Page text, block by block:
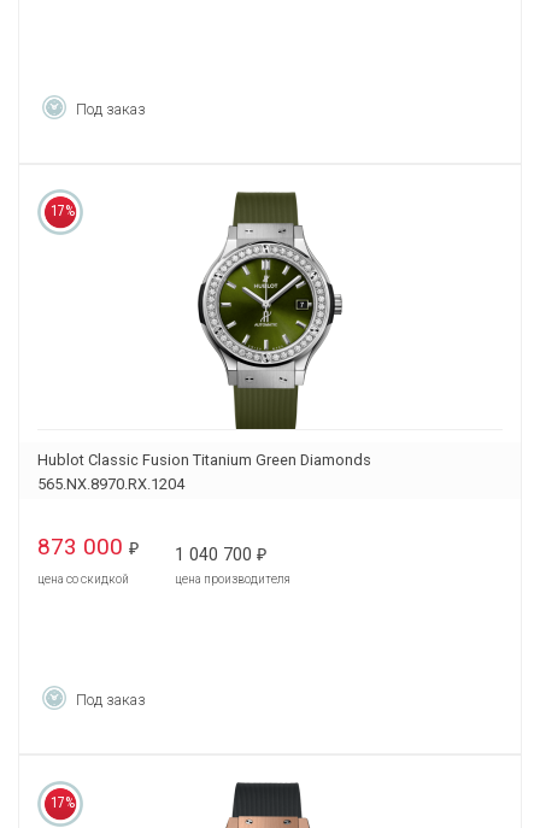
Под заказ
17%
Hublot Classic Fusion Titanium Green Diamonds
565.NX.8970.RX.1204
873 000 ₽
цена со скидкой
1 040 700 ₽
цена производителя
Под заказ
17%